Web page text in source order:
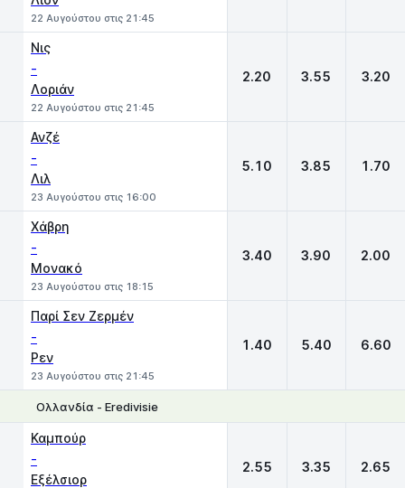
22 Αυγούστου στις 21:45
Νις
-
Λοριάν
22 Αυγούστου στις 21:45
2.20 3.55 3.20
Ανζέ
-
Λιλ
23 Αυγούστου στις 16:00
5.10 3.85 1.70
Χάβρη
-
Μονακό
23 Αυγούστου στις 18:15
3.40 3.90 2.00
Παρί Σεν Ζερμέν
-
Ρεν
23 Αυγούστου στις 21:45
1.40 5.40 6.60
Ολλανδία - Eredivisie
Καμπούρ
-
Εξέλσιορ
2.55 3.35 2.65